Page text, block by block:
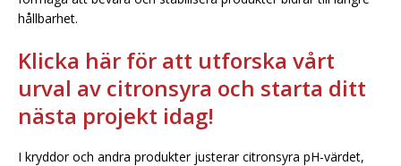
hållbarhet.
Klicka här för att utforska vårt
urval av citronsyra och starta ditt
nästa projekt idag!
I kryddor och andra produkter justerar citronsyra pH-värdet,